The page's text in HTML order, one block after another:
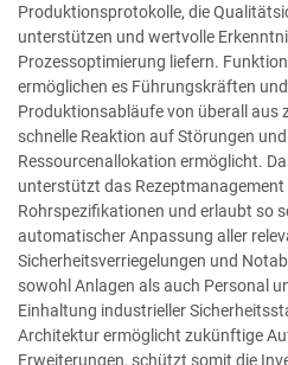
Produktionsprotokolle, die
unterstützen und wertvolle
Prozessoptimierung liefern.
ermöglichen es Führungskräften
Produktionsabläufe von überall aus
schnelle Reaktion auf Störungen
Ressourcenallokation ermöglicht.
unterstützt das
Rohrspezifikationen und erlaubt so
automatischer Anpassung aller
Sicherheitsverriegelungen und
sowohl Anlagen als auch Personal
Einhaltung industrieller
Architektur ermöglicht zukünftige
Erweiterungen, schützt somit die